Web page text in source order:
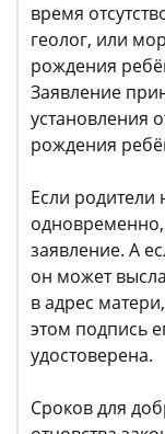
время
геолог, или
рождения
Заявление
установления
рождения
Если родители
заявление. А
он может
в адрес
этом подпись
удостоверена.
Сроков для